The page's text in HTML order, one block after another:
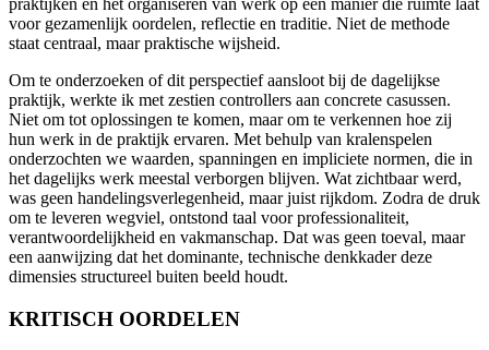
praktijken en het organiseren van werk op een manier die ruimte laat
voor gezamenlijk oordelen, reflectie en traditie. Niet de methode
staat centraal, maar praktische wijsheid.
Om te onderzoeken of dit perspectief aansloot bij de dagelijkse
praktijk, werkte ik met zestien controllers aan concrete casussen.
Niet om tot oplossingen te komen, maar om te verkennen hoe zij
hun werk in de praktijk ervaren. Met behulp van kralenspelen
onderzochten we waarden, spanningen en impliciete normen, die in
het dagelijks werk meestal verborgen blijven. Wat zichtbaar werd,
was geen handelingsverlegenheid, maar juist rijkdom. Zodra de druk
om te leveren wegviel, ontstond taal voor professionaliteit,
verantwoordelijkheid en vakmanschap. Dat was geen toeval, maar
een aanwijzing dat het dominante, technische denkkader deze
dimensies structureel buiten beeld houdt.
KRITISCH OORDELEN